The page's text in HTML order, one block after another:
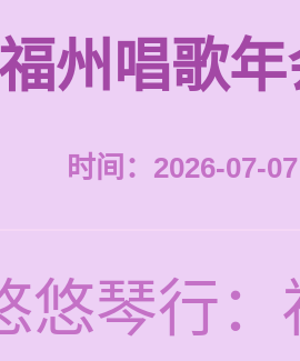
州唱歌
时间：2026-07-
悠琴行